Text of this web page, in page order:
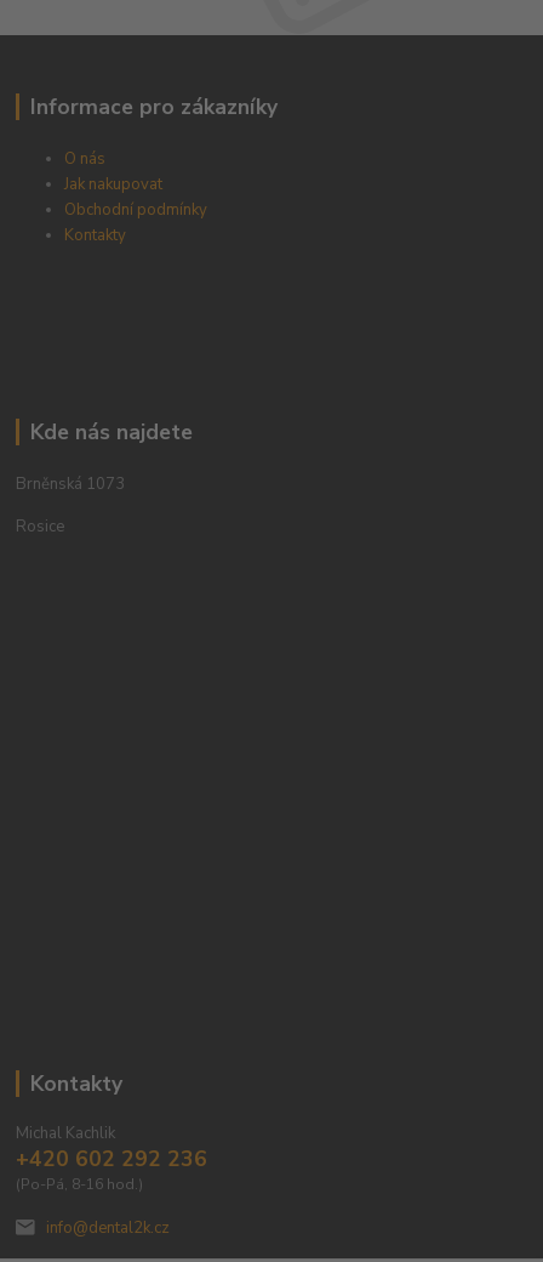
Informace pro zákazníky
O nás
Jak nakupovat
Obchodní podmínky
Kontakty
Kde nás najdete
Brněnská 1073
Rosice
Kontakty
Michal Kachlik
+420 602 292 236
(Po-Pá, 8-16 hod.)
info@dental2k.cz